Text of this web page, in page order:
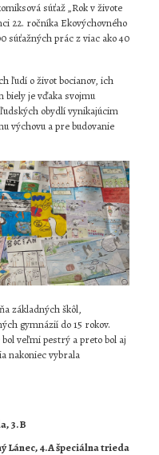
súťaž „Rok v živote
22. ročníka Ekovýchovného
súťažných prác z viac ako 40
ľudí o život bocianov, ich
biely je vďaka svojmu
obydlí vynikajúcim
výchovu a pre budovanie
základných škôl,
gymnázií do 15 rokov.
veľmi pestrý a preto bol aj
nakoniec vybrala
3.B
Lánec, 4.A špeciálna trieda